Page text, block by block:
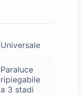
Universale
Paraluce
ripiegabile
a 3 stadi